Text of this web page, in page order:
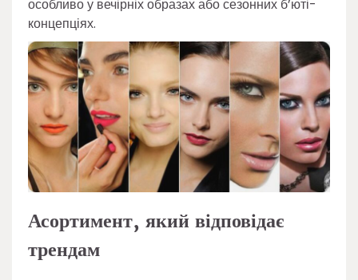
особливо у вечірніх образах або сезонних б’юті-
концепціях.
Асортимент, який відповідає
трендам